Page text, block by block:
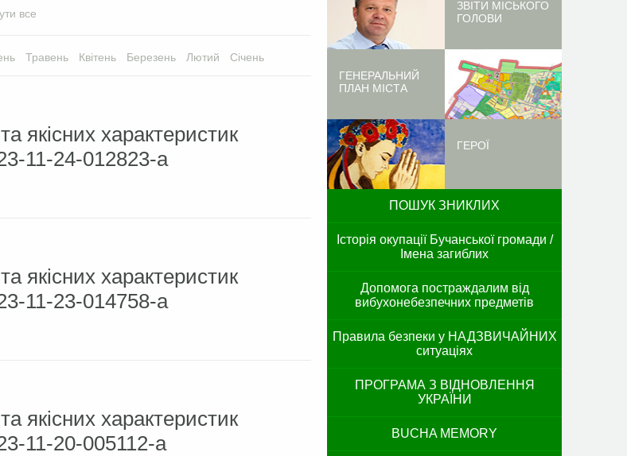
все
Травень Квітень Березень Лютий Січень
якісних характеристик
11-24-012823-a
якісних характеристик
11-23-014758-а
якісних характеристик
11-20-005112-а
ЗВІТИ МІСЬКОГО
ГОЛОВИ
ГЕНЕРАЛЬНИЙ
ПЛАН МІСТА
ГЕРОЇ
ПОШУК ЗНИКЛИХ
Історія окупації Бучанської громади /
Імена загиблих
Допомога постраждалим від
вибухонебезпечних предметів
Правила безпеки у НАДЗВИЧАЙНИХ
ситуаціях
ПРОГРАМА З ВІДНОВЛЕННЯ
УКРАЇНИ
BUCHA MEMORY